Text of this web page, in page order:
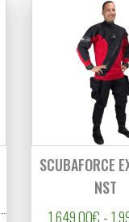
SCUBAFORCE
NST
1.649,00€ -